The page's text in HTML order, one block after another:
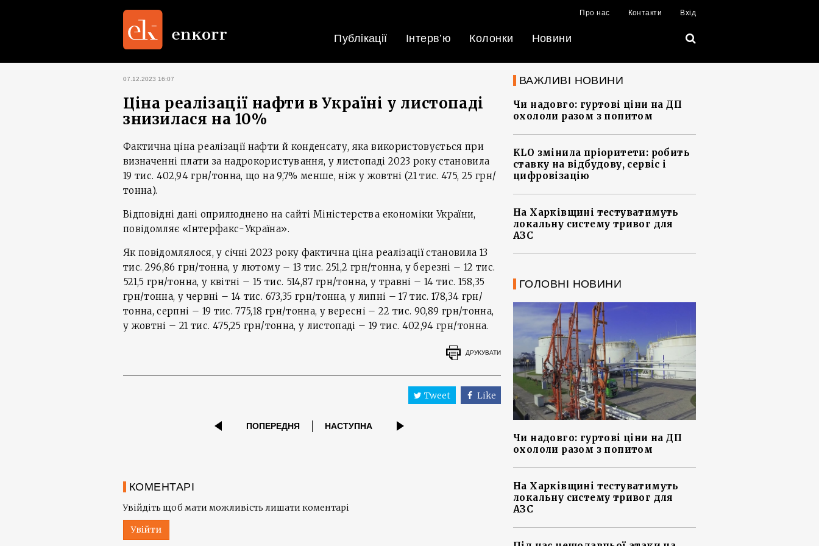
Про нас Контакти Вхід
Публікації Інтерв’ю Колонки Новини
07.12.2023 16:07
Ціна реалізації нафти в Україні у листопаді
знизилася на 10%
Фактична ціна реалізації нафти й конденсату, яка використовується при
визначенні плати за надрокористування, у листопаді 2023 року становила
19 тис. 402,94 грн/тонна, що на 9,7% менше, ніж у жовтні (21 тис. 475, 25 грн/
тонна).
Відповідні дані оприлюднено на сайті Міністерства економіки України,
повідомляє «Інтерфакс-Україна».
Як повідомлялося, у січні 2023 року фактична ціна реалізації становила 13
тис. 296,86 грн/тонна, у лютому – 13 тис. 251,2 грн/тонна, у березні – 12 тис.
521,5 грн/тонна, у квітні – 15 тис. 514,87 грн/тонна, у травні – 14 тис. 158,35
грн/тонна, у червні – 14 тис. 673,35 грн/тонна, у липні – 17 тис. 178,34 грн/
тонна, серпні – 19 тис. 775,18 грн/тонна, у вересні – 22 тис. 90,89 грн/тонна,
у жовтні – 21 тис. 475,25 грн/тонна, у листопаді – 19 тис. 402,94 грн/тонна.
ДРУКУВАТИ
Tweet Like
ПОПЕРЕДНЯ НАСТУПНА
КОМЕНТАРІ
Увійдіть щоб мати можливість лишати коментарі
Увійти
ВАЖЛИВІ НОВИНИ
Чи надовго: гуртові ціни на ДП
охололи разом з попитом
KLO змінила пріоритети: робить
ставку на відбудову, сервіс і
цифровізацію
На Харківщині тестуватимуть
локальну систему тривог для
АЗС
ГОЛОВНІ НОВИНИ
Чи надовго: гуртові ціни на ДП
охололи разом з попитом
На Харківщині тестуватимуть
локальну систему тривог для
АЗС